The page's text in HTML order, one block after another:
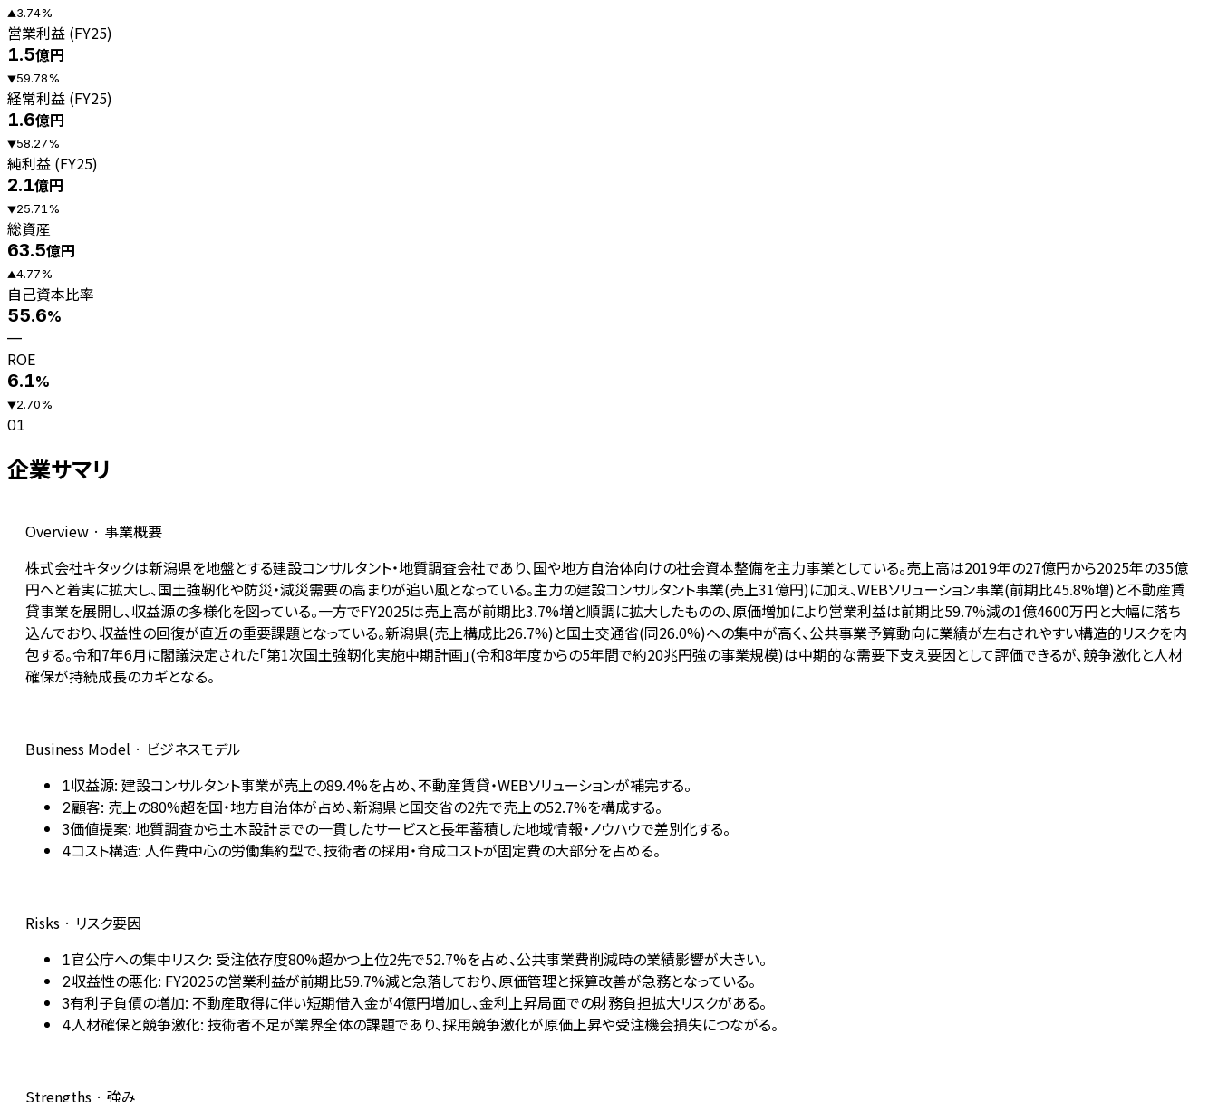
▲3.74%
営業利益 (FY25)
1.5億円
▼59.78%
経常利益 (FY25)
1.6億円
▼58.27%
純利益 (FY25)
2.1億円
▼25.71 %
総資産
63.5億円
▲4.77%
自己資本比率
55.6%
—
ROE
6.1%
▼2.70%
01
企業サマリ
Overview · 事業概要
株式会社キタックは新潟県を地盤とする建設コンサルタント・地質調査会社であり、国や地方自治体向けの社会資本整備を主力事業としている。売上高は2019年の27億円から2025年の35億
円へと着実に拡大し、国土強靭化や防災・減災需要の高まりが追い風となっている。主力の建設コンサルタント事業(売上31億円)に加え、WEBソリューション事業(前期比45.8%増)と不動産賃
貸事業を展開し、収益源の多様化を図っている。一方でFY2025は売上高が前期比3.7%増と順調に拡大したものの、原価増加により営業利益は前期比59.7%減の1億4600万円と大幅に落ち
込んでおり、収益性の回復が直近の重要課題となっている。新潟県(売上構成比26.7%)と国土交通省(同26.0%)への集中が高く、公共事業予算動向に業績が左右されやすい構造的リスクを内
包する。令和7年6月に閣議決定された「第1次国土強靭化実施中期計画」(令和8年度からの5年間で約20兆円強の事業規模)は中期的な需要下支え要因として評価できるが、競争激化と人材
確保が持続成長のカギとなる。
Business Model · ビジネスモデル
1収益源: 建設コンサルタント事業が売上の89.4%を占め、不動産賃貸・WEBソリューションが補完する。
2顧客: 売上の80%超を国・地方自治体が占め、新潟県と国交省の2先で売上の52.7%を構成する。
3価値提案: 地質調査から土木設計までの一貫したサービスと長年蓄積した地域情報・ノウハウで差別化する。
4コスト構造: 人件費中心の労働集約型で、技術者の採用・育成コストが固定費の大部分を占める。
Risks · リスク要因
1官公庁への集中リスク: 受注依存度80%超かつ上位2先で52.7%を占め、公共事業費削減時の業績影響が大きい。
2収益性の悪化: FY2025の営業利益が前期比59.7%減と急落しており、原価管理と採算改善が急務となっている。
3有利子負債の増加: 不動産取得に伴い短期借入金が4億円増加し、金利上昇局面での財務負担拡大リスクがある。
4人材確保と競争激化: 技術者不足が業界全体の課題であり、採用競争激化が原価上昇や受注機会損失につながる。
Strengths · 強み